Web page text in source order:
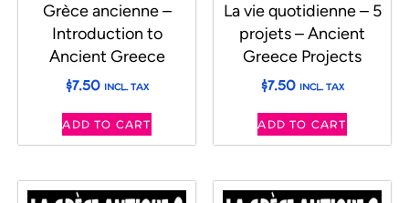
Grèce ancienne –
Introduction to
Ancient Greece
$7.50 INCL. TAX
ADD TO CART
La vie quotidienne – 5
projets – Ancient
Greece Projects
$7.50 INCL. TAX
ADD TO CART